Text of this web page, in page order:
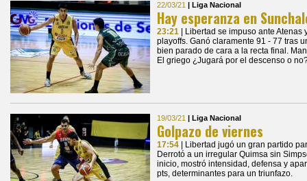
22/03/21 | Liga Nacional
Hay esperanza en
23:21
| Libertad se impuso ante
playoffs. Ganó claramente 91 - 77 tras
bien parado de cara a la recta final.
El griego ¿Jugará por el descenso o
19/03/21 | Liga Nacional
Golpazo de viernes
17:54
| Libertad jugó un gran partido
Derrotó a un irregular Quimsa sin
inicio, mostró intensidad, defensa y
pts, determinantes para un triunfazo.